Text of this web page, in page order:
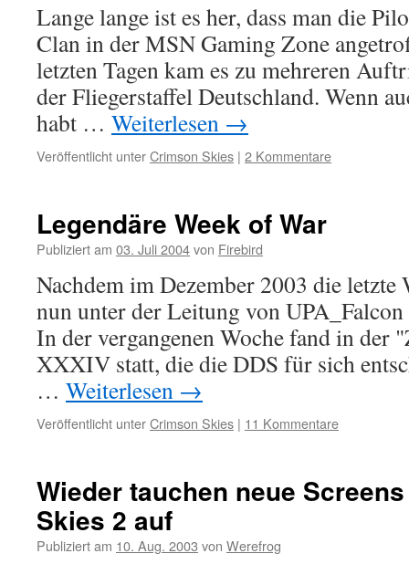
Lange lange ist es her, dass man die
Clan in der MSN Gaming Zone
letzten Tagen kam es zu mehreren
der Fliegerstaffel Deutschland. Wenn
habt … Weiterlesen →
Veröffentlicht unterCrimson Skies | 2 Kommentare
Legendäre Week of War
Publiziert am 03. Juli 2004von Firebird
Nachdem im Dezember 2003 die
nun unter der Leitung von UPA_Falcon
In der vergangenen Woche fand in der
XXXIV statt, die die DDS für sich
… Weiterlesen →
Veröffentlicht unterCrimson Skies | 11 Kommentare
Wieder tauchen neue
Skies 2 auf
Publiziert am 10. Aug. 2003 von Werefrog